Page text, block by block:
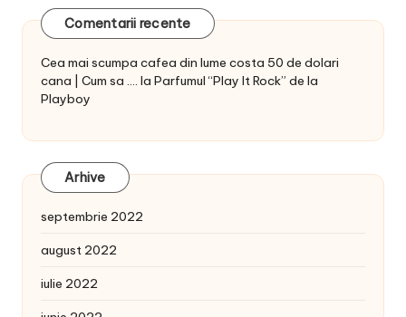
Comentarii recente
Cea mai scumpa cafea din lume costa 50 de dolari
cana | Cum sa .... la Parfumul “Play It Rock” de la
Playboy
Arhive
septembrie 2022
august 2022
iulie 2022